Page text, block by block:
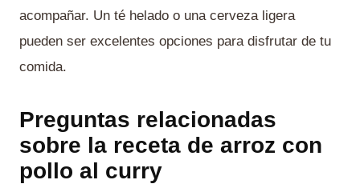
acompañar. Un té helado o una cerveza ligera
pueden ser excelentes opciones para disfrutar de tu
comida.
Preguntas relacionadas
sobre la receta de arroz con
pollo al curry